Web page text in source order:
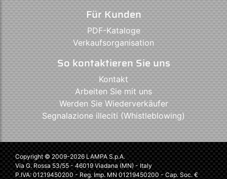
Für Kunden
PDF-Kataloge
Verkaufsorganisation
So kontaktieren Sie uns
Kontakt
Arbeiten Sie mit uns
Werden Sie Wiederverkäufer
Segnalazione illeciti (Whistleblowing)
Copyright © 2009-2026 LAMPA S.p.A.
Via G. Rossa 53/55 - 46019 Viadana (MN) - Italy
P.IVA: 01219450200 - Reg. Imp. MN 01219450200 - Cap. Soc. €